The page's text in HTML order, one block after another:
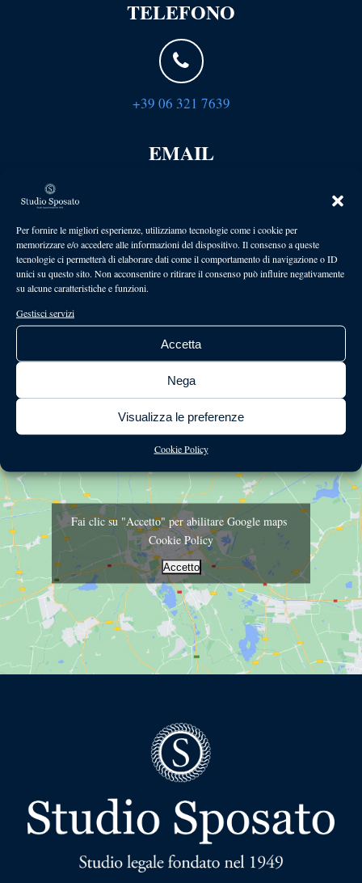
Per fornire le migliori esperienze, utilizziamo tecnologie come i cookie per
memorizzare e/o accedere alle informazioni del dispositivo. Il consenso a queste
tecnologie ci permetterà di elaborare dati come il comportamento di navigazione o ID
unici su questo sito. Non acconsentire o ritirare il consenso può influire negativamente
su alcune caratteristiche e funzioni.
Gestisci servizi
Accetta
Nega
Visualizza le preferenze
Cookie Policy
TELEFONO
+39 06 321 7639
EMAIL
info@sposatolaw.it
APPUNTAMENTO
Prenota
Fai clic su "Accetto" per abilitare Google maps
Cookie Policy
Accetto